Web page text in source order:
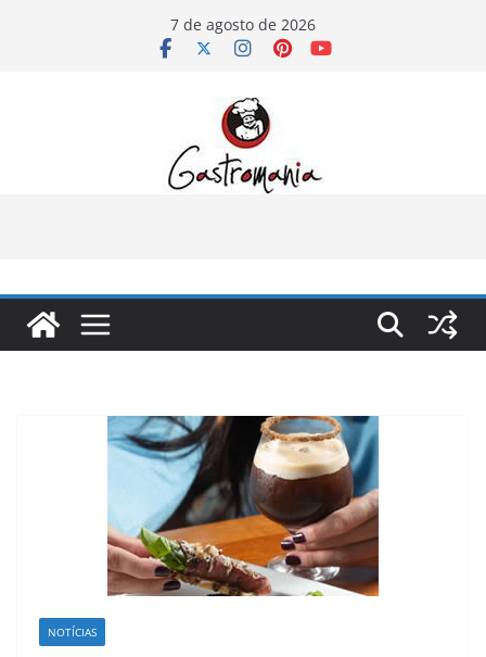
7 de agosto de 2026
NOTÍCIAS